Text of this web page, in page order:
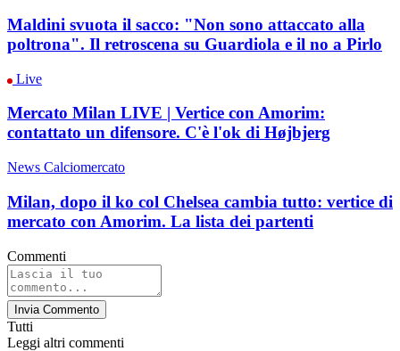
Maldini svuota il sacco: "Non sono attaccato alla
poltrona". Il retroscena su Guardiola e il no a Pirlo
Live
Mercato Milan LIVE | Vertice con Amorim:
contattato un difensore. C'è l'ok di Højbjerg
News Calciomercato
Milan, dopo il ko col Chelsea cambia tutto: vertice di
mercato con Amorim. La lista dei partenti
Commenti
Invia Commento
Tutti
Leggi altri commenti